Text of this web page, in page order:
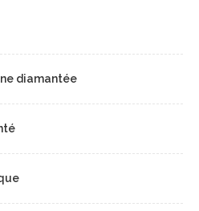
diamantée